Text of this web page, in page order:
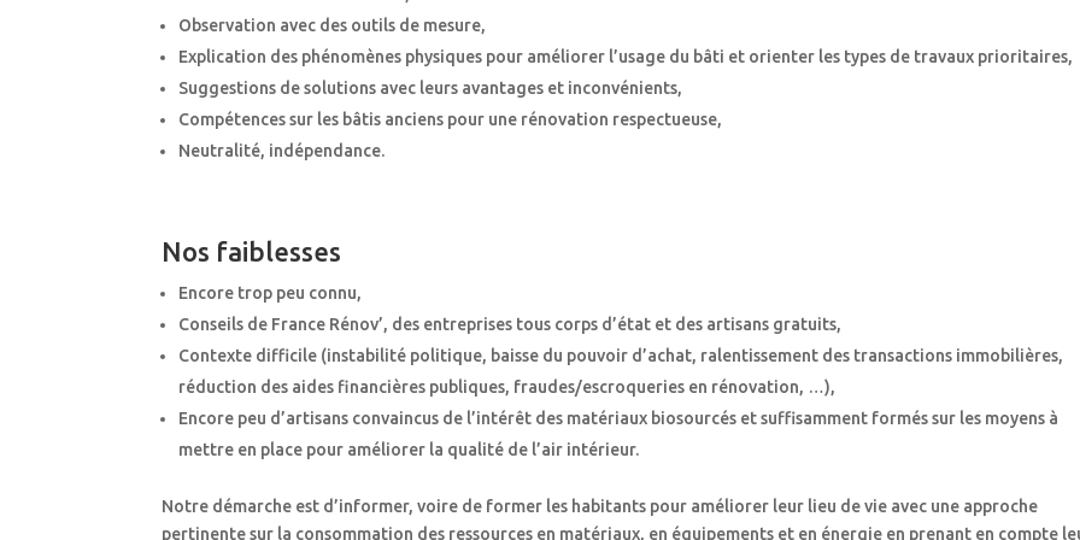
Observation avec des outils de mesure,
Explication des phénomènes physiques pour améliorer l’usage du bâti et orienter les types de travaux prioritaires,
Suggestions de solutions avec leurs avantages et inconvénients,
Compétences sur les bâtis anciens pour une rénovation respectueuse,
Neutralité, indépendance.
Nos faiblesses
Encore trop peu connu,
Conseils de France Rénov’, des entreprises tous corps d’état et des artisans gratuits,
Contexte difficile (instabilité politique, baisse du pouvoir d’achat, ralentissement des transactions immobilières,
réduction des aides financières publiques, fraudes/escroqueries en rénovation, …),
Encore peu d’artisans convaincus de l’intérêt des matériaux biosourcés et suffisamment formés sur les moyens à
mettre en place pour améliorer la qualité de l’air intérieur.
Notre démarche est d’informer, voire de former les habitants pour améliorer leur lieu de vie avec une approche
pertinente sur la consommation des ressources en matériaux, en équipements et en énergie en prenant en compte